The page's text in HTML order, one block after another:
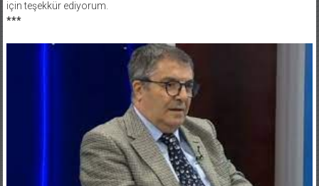
için teşekkür ediyorum.
***